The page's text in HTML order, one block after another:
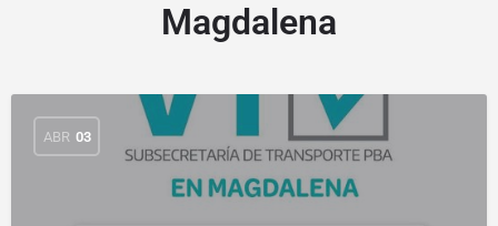
Magdalena
ABR 03